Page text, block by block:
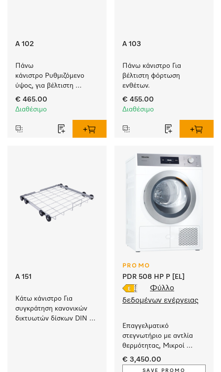
A 102
Πάνω
κάνιστρο Ρυθμιζόμενο
ύψος, για βέλτιστη
φόρτωση ενθέτων.
€ 465.00
Διαθέσιμο
A 103
Πάνω κάνιστρο Για
βέλτιστη φόρτωση
ενθέτων.
€ 455.00
Διαθέσιμο
A 151
Κάτω κάνιστρο Για
συγκράτηση κανονικών
δικτυωτών δίσκων DIN
PROMO
PDR 508 HP P [EL]
Φύλλο
δεδομένων ενέργειας
Επαγγελματικό
στεγνωτήριο με αντλία
θερμότητας, Μικροί
Γίγαντες πολύ χαμηλή
κατανάλωση ενέργειας
€ 3,450.00
SAVE PROMO